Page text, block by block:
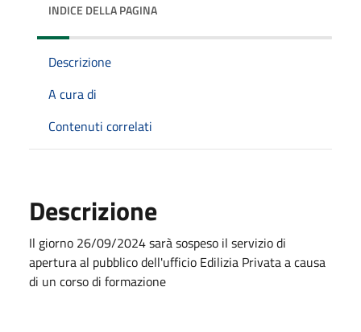
INDICE DELLA PAGINA
Descrizione
A cura di
Contenuti correlati
Descrizione
Il giorno 26/09/2024 sarà sospeso il servizio di
apertura al pubblico dell'ufficio Edilizia Privata a causa
di un corso di formazione